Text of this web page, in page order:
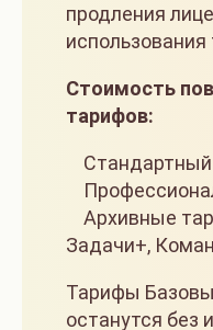
продления
Стоимость
тарифов:
Стандартный
Архивные
Задачи+,
Тарифы
останутся без